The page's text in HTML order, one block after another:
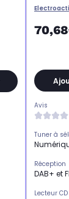
Avis
Tuner à
Réception
DAB+ et
Lecteur CD